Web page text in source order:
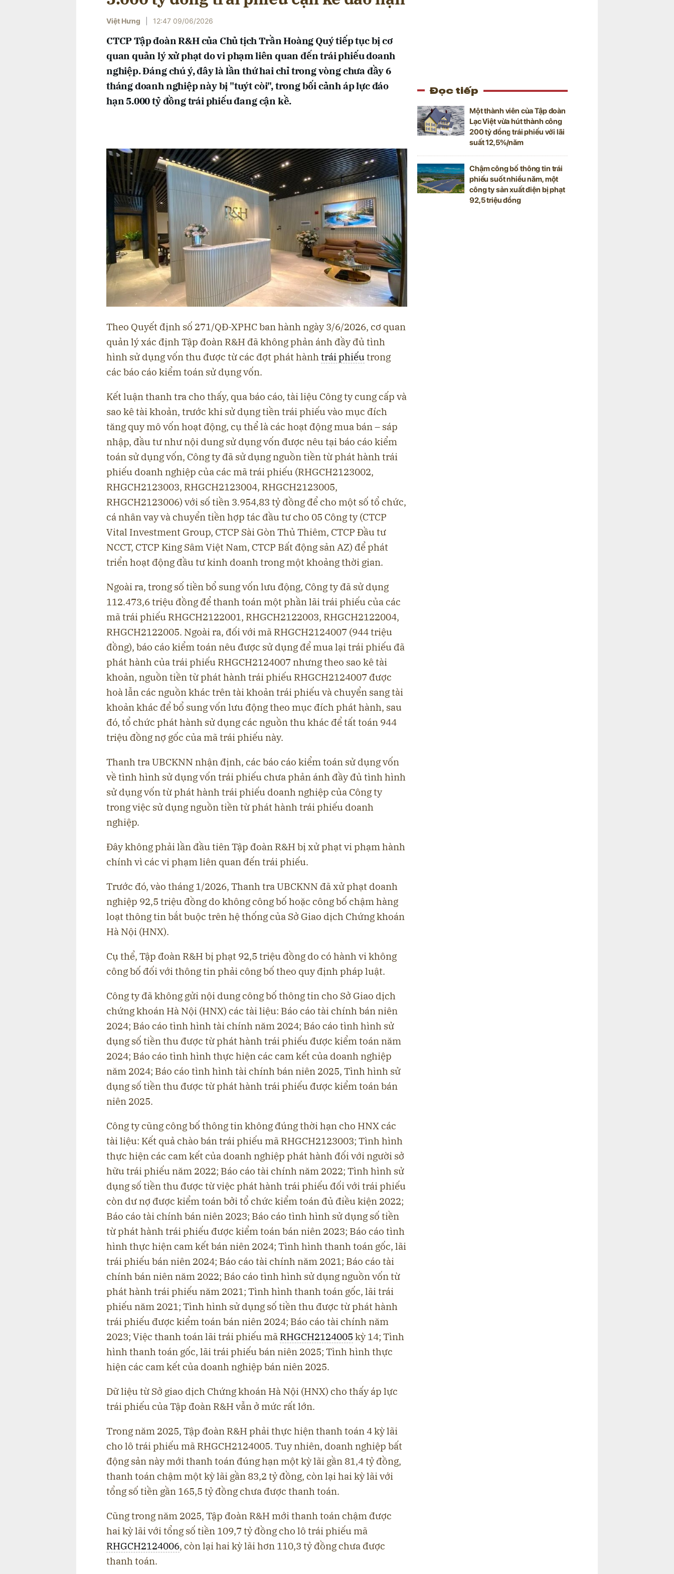
Việt Hưng 12:47 09/06/2026
CTCP Tập đoàn R&H của Chủ tịch Trần Hoàng Quý tiếp tục bị cơ
quan quản lý xử phạt do vi phạm liên quan đến trái phiếu doanh
nghiệp. Đáng chú ý, đây là lần thứ hai chỉ trong vòng chưa đầy 6
tháng doanh nghiệp này bị "tuýt còi", trong bối cảnh áp lực đáo
hạn 5.000 tỷ đồng trái phiếu đang cận kề.
Theo Quyết định số 271/QĐ-XPHC ban hành ngày 3/6/2026, cơ quan
quản lý xác định Tập đoàn R&H đã không phản ánh đầy đủ tình
hình sử dụng vốn thu được từ các đợt phát hành trái phiếutrong
các báo cáo kiểm toán sử dụng vốn.
Kết luận thanh tra cho thấy, qua báo cáo, tài liệu Công ty cung cấp và
sao kê tài khoản, trước khi sử dụng tiền trái phiếu vào mục đích
tăng quy mô vốn hoạt động, cụ thể là các hoạt động mua bán – sáp
nhập, đầu tư như nội dung sử dụng vốn được nêu tại báo cáo kiểm
toán sử dụng vốn, Công ty đã sử dụng nguồn tiền từ phát hành trái
phiếu doanh nghiệp của các mã trái phiếu (RHGCH2123002,
RHGCH2123003, RHGCH2123004, RHGCH2123005,
RHGCH2123006) với số tiền 3.954,83 tỷ đồng để cho một số tổ chức,
cá nhân vay và chuyển tiền hợp tác đầu tư cho 05 Công ty (CTCP
Vital Investment Group, CTCP Sài Gòn Thủ Thiêm, CTCP Đầu tư
NCCT, CTCP King Sâm Việt Nam, CTCP Bất động sản AZ) để phát
triển hoạt động đầu tư kinh doanh trong một khoảng thời gian.
Ngoài ra, trong số tiền bổ sung vốn lưu động, Công ty đã sử dụng
112.473,6 triệu đồng để thanh toán một phần lãi trái phiếu của các
mã trái phiếu RHGCH2122001, RHGCH2122003, RHGCH2122004,
RHGCH2122005. Ngoài ra, đối với mã RHGCH2124007 (944 triệu
đồng), báo cáo kiểm toán nêu được sử dụng để mua lại trái phiếu đã
phát hành của trái phiếu RHGCH2124007 nhưng theo sao kê tài
khoản, nguồn tiền từ phát hành trái phiếu RHGCH2124007 được
hoà lẫn các nguồn khác trên tài khoản trái phiếu và chuyển sang tài
khoản khác để bổ sung vốn lưu động theo mục đích phát hành, sau
đó, tổ chức phát hành sử dụng các nguồn thu khác để tất toán 944
triệu đồng nợ gốc của mã trái phiếu này.
Thanh tra UBCKNN nhận định, các báo cáo kiểm toán sử dụng vốn
về tình hình sử dụng vốn trái phiếu chưa phản ánh đầy đủ tình hình
sử dụng vốn từ phát hành trái phiếu doanh nghiệp của Công ty
trong việc sử dụng nguồn tiền từ phát hành trái phiếu doanh
nghiệp.
Đây không phải lần đầu tiên Tập đoàn R&H bị xử phạt vi phạm hành
chính vì các vi phạm liên quan đến trái phiếu.
Trước đó, vào tháng 1/2026, Thanh tra UBCKNN đã xử phạt doanh
nghiệp 92,5 triệu đồng do không công bố hoặc công bố chậm hàng
loạt thông tin bắt buộc trên hệ thống của Sở Giao dịch Chứng khoán
Hà Nội (HNX).
Cụ thể, Tập đoàn R&H bị phạt 92,5 triệu đồng do có hành vi không
công bố đối với thông tin phải công bố theo quy định pháp luật.
Công ty đã không gửi nội dung công bố thông tin cho Sở Giao dịch
chứng khoán Hà Nội (HNX) các tài liệu: Báo cáo tài chính bán niên
2024; Báo cáo tình hình tài chính năm 2024; Báo cáo tình hình sử
dụng số tiền thu được từ phát hành trái phiếu được kiểm toán năm
2024; Báo cáo tình hình thực hiện các cam kết của doanh nghiệp
năm 2024; Báo cáo tình hình tài chính bán niên 2025, Tình hình sử
dụng số tiền thu được từ phát hành trái phiếu được kiểm toán bán
niên 2025.
Công ty cũng công bố thông tin không đúng thời hạn cho HNX các
tài liệu: Kết quả chào bán trái phiếu mã RHGCH2123003; Tình hình
thực hiện các cam kết của doanh nghiệp phát hành đối với người sở
hữu trái phiếu năm 2022; Báo cáo tài chính năm 2022; Tình hình sử
dụng số tiền thu được từ việc phát hành trái phiếu đối với trái phiếu
còn dư nợ được kiểm toán bởi tổ chức kiểm toán đủ điều kiện 2022;
Báo cáo tài chính bán niên 2023; Báo cáo tình hình sử dụng số tiền
từ phát hành trái phiếu được kiểm toán bán niên 2023; Báo cáo tình
hình thực hiện cam kết bán niên 2024; Tình hình thanh toán gốc, lãi
trái phiếu bán niên 2024; Báo cáo tài chính năm 2021; Báo cáo tài
chính bán niên năm 2022; Báo cáo tình hình sử dụng nguồn vốn từ
phát hành trái phiếu năm 2021; Tình hình thanh toán gốc, lãi trái
phiếu năm 2021; Tình hình sử dụng số tiền thu được từ phát hành
trái phiếu được kiểm toán bán niên 2024; Báo cáo tài chính năm
2023; Việc thanh toán lãi trái phiếu mã RHGCH2124005 kỳ 14; Tình
hình thanh toán gốc, lãi trái phiếu bán niên 2025; Tình hình thực
hiện các cam kết của doanh nghiệp bán niên 2025.
Dữ liệu từ Sở giao dịch Chứng khoán Hà Nội (HNX) cho thấy áp lực
trái phiếu của Tập đoàn R&H vẫn ở mức rất lớn.
Trong năm 2025, Tập đoàn R&H phải thực hiện thanh toán 4 kỳ lãi
cho lô trái phiếu mã RHGCH2124005. Tuy nhiên, doanh nghiệp bất
động sản này mới thanh toán đúng hạn một kỳ lãi gần 81,4 tỷ đồng,
thanh toán chậm một kỳ lãi gần 83,2 tỷ đồng, còn lại hai kỳ lãi với
tổng số tiền gần 165,5 tỷ đồng chưa được thanh toán.
Cũng trong năm 2025, Tập đoàn R&H mới thanh toán chậm được
hai kỳ lãi với tổng số tiền 109,7 tỷ đồng cho lô trái phiếu mã
RHGCH2124006, còn lại hai kỳ lãi hơn 110,3 tỷ đồng chưa được
thanh toán.
Đọc tiếp
Một thành viên của Tập đoàn
Lạc Việt vừa hút thành công
200 tỷ đồng trái phiếu với lãi
suất 12,5%/năm
Chậm công bố thông tin trái
phiếu suốt nhiều năm, một
công ty sản xuất điện bị phạt
92,5 triệu đồng